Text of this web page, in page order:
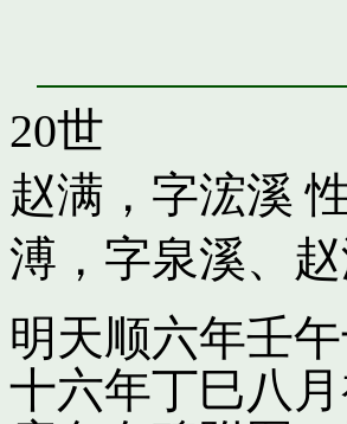
20世
赵满，字浤溪
溥，字泉溪、
明天顺六年壬
十六年丁巳八